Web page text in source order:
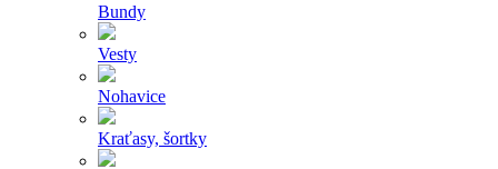
Bundy
Vesty
Nohavice
Kraťasy, šortky